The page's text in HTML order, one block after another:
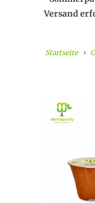
Versand
Startseite